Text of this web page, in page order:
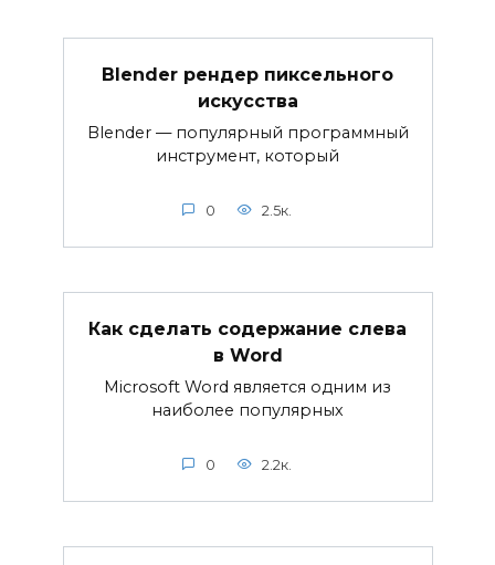
Blender рендер пиксельного
искусства
Blender — популярный программный
инструмент, который
0 2.5к.
Как сделать содержание слева
в Word
Microsoft Word является одним из
наиболее популярных
0 2.2к.